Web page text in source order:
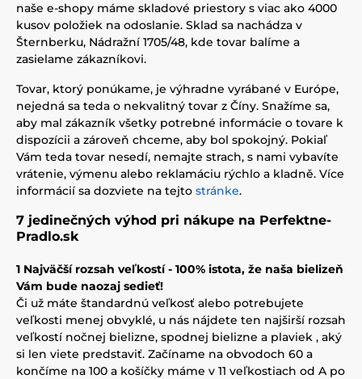
naše e-shopy máme skladové priestory s viac ako 4000
kusov položiek na odoslanie. Sklad sa nachádza v
Šternberku, Nádražní 1705/48, kde tovar balíme a
zasielame zákazníkovi.
Tovar, ktorý ponúkame, je výhradne vyrábané v Európe,
nejedná sa teda o nekvalitný tovar z Číny. Snažíme sa,
aby mal zákazník všetky potrebné informácie o tovare k
dispozícii a zároveň chceme, aby bol spokojný. Pokiaľ
Vám teda tovar nesedí, nemajte strach, s nami vybavíte
vrátenie, výmenu alebo reklamáciu rýchlo a kladně. Více
informácií sa dozviete na tejto stránke.
7 jedinečných výhod pri nákupe na Perfektne-
Pradlo.sk
1 Najväčší rozsah veľkostí - 100% istota, že naša bielizeň
Vám bude naozaj sedieť!
Či už máte štandardnú veľkosť alebo potrebujete
veľkosti menej obvyklé, u nás nájdete ten najširší rozsah
veľkostí nočnej bielizne, spodnej bielizne a plaviek , aký
si len viete predstaviť. Začíname na obvodoch 60 a
končíme na 100 a košíčky máme v 11 veľkostiach od A po